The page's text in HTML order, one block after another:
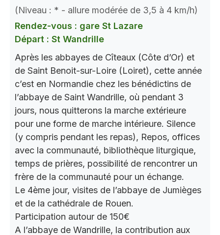
(Niveau : * - allure modérée de 3,5 à 4 km/h)
Rendez-vous : gare St Lazare
Départ : St Wandrille
Après les abbayes de Cîteaux (Côte d’Or) et
de Saint Benoit-sur-Loire (Loiret), cette année
c’est en Normandie chez les bénédictins de
l’abbaye de Saint Wandrille, où pendant 3
jours, nous quitterons la marche extérieure
pour une forme de marche intérieure. Silence
(y compris pendant les repas), Repos, offices
avec la communauté, bibliothèque liturgique,
temps de prières, possibilité de rencontrer un
frère de la communauté pour un échange.
Le 4ème jour, visites de l’abbaye de Jumièges
et de la cathédrale de Rouen.
Participation autour de 150€
A l’abbaye de Wandrille, la contribution aux